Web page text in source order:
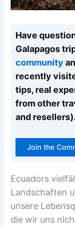
Have
Galapagos
community
recently
tips, real
from other
and resellers).
Join the
Ecuadors
Landschaften
unsere
die wir uns